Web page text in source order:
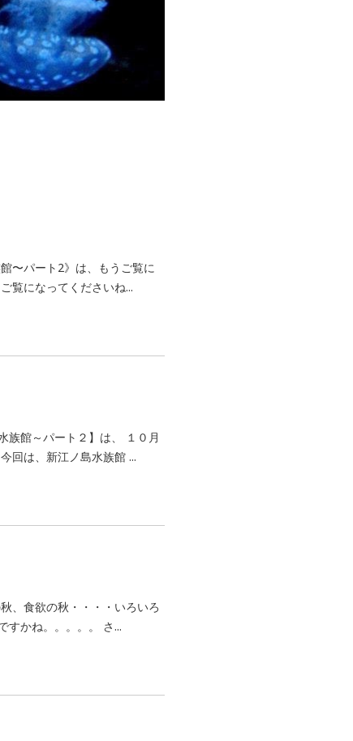
〜パート2》は、もうご覧に
覧になってくださいね...
族館～パート２】は、 １０月
回は、新江ノ島水族館 ...
、食欲の秋・・・・いろいろ
すかね。。。。。 さ...